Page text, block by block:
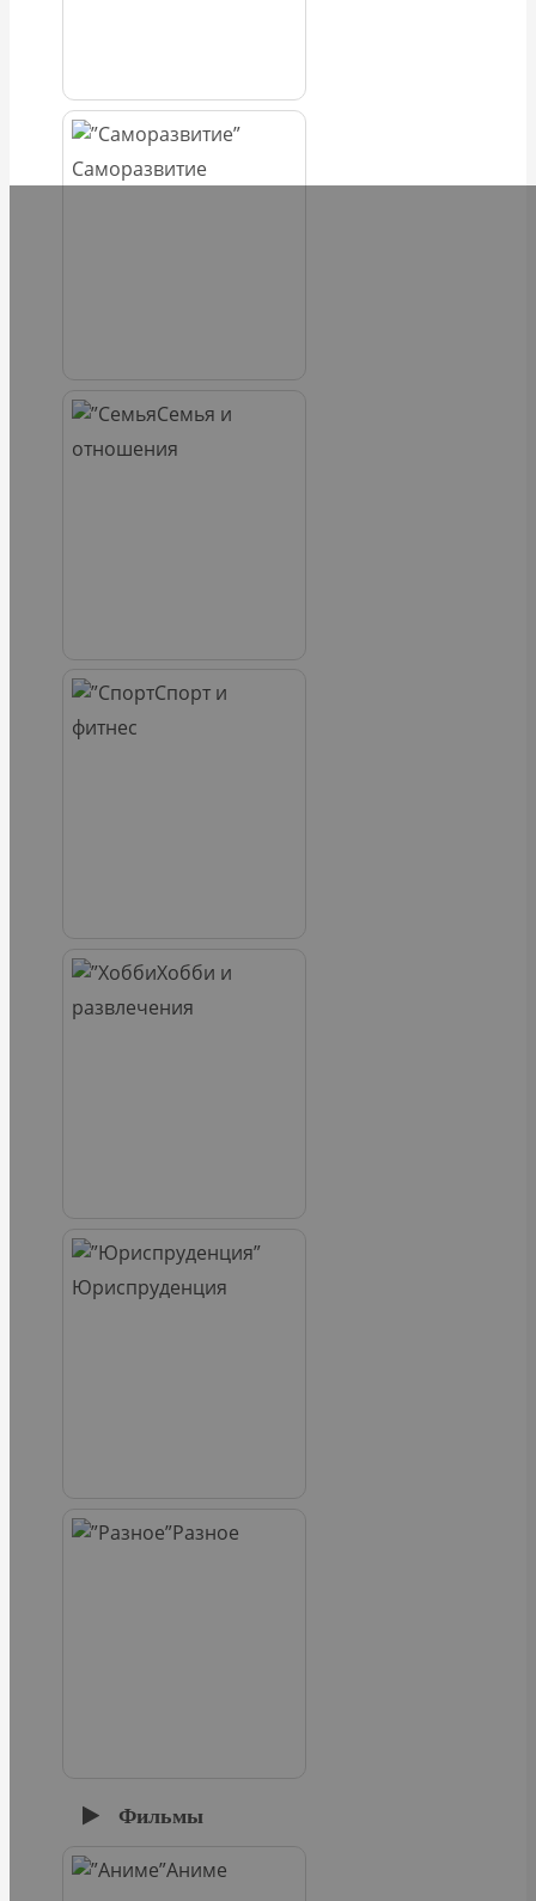
Саморазвитие
Семья и
отношения
Спорт и
фитнес
Хобби и
развлечения
Юриспруденция
Разное
Фильмы
Аниме